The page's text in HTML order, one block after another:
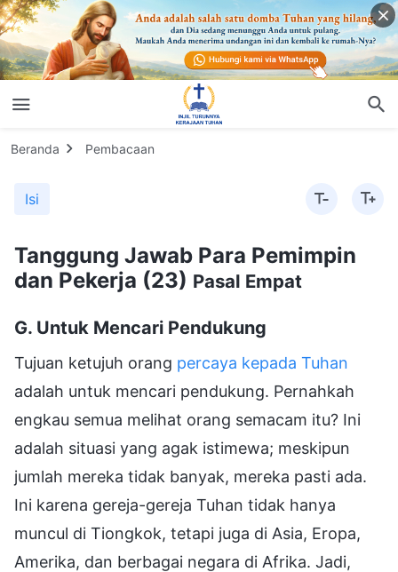
Beranda Pembacaan
Isi
Tanggung Jawab Para Pemimpin
dan Pekerja (23) Pasal Empat
G. Untuk Mencari Pendukung
Tujuan ketujuh orang percaya kepada Tuhan
adalah untuk mencari pendukung. Pernahkah
engkau semua melihat orang semacam itu? Ini
adalah situasi yang agak istimewa; meskipun
jumlah mereka tidak banyak, mereka pasti ada.
Ini karena gereja-gereja Tuhan tidak hanya
muncul di Tiongkok, tetapi juga di Asia, Eropa,
Amerika, dan berbagai negara di Afrika. Jadi,